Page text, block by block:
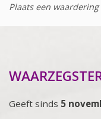
Plaats een waardering
Geeft sinds 5